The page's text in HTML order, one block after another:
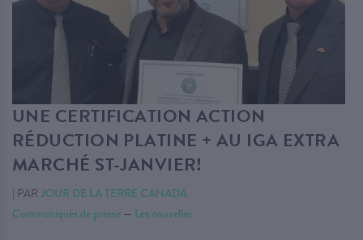
UNE CERTIFICATION ACTION
RÉDUCTION PLATINE + AU IGA EXTRA
MARCHÉ ST-JANVIER!
| PAR JOUR DE LA TERRE CANADA
Communiqués de presse — Les nouvelles